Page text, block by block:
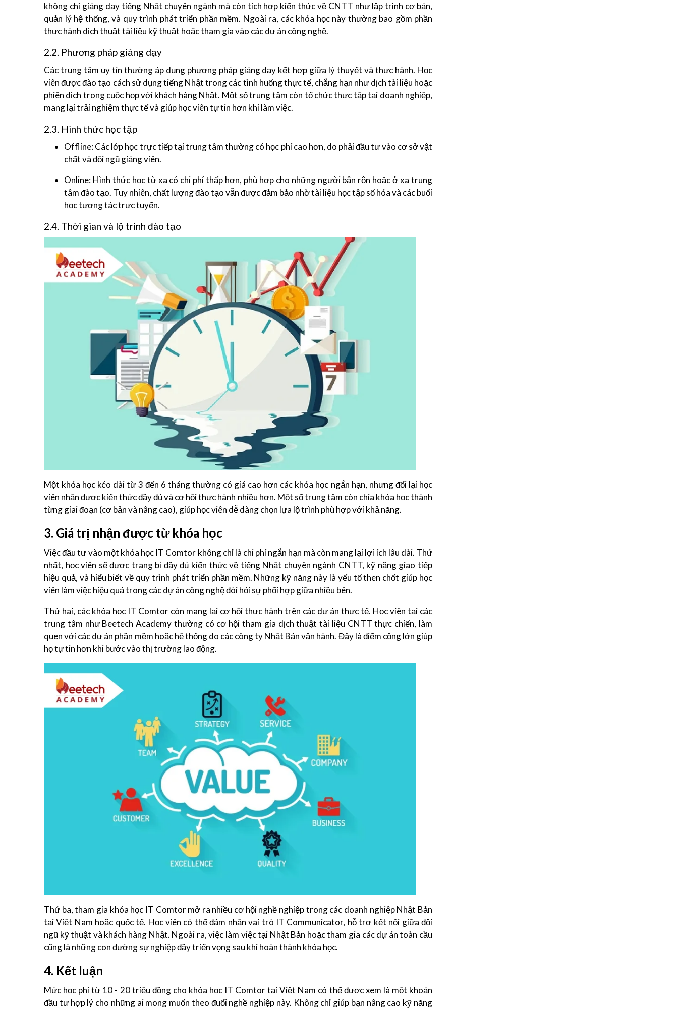
không chỉ giảng dạy tiếng Nhật chuyên ngành mà còn tích hợp kiến thức về CNTT như lập trình cơ bản,
quản lý hệ thống, và quy trình phát triển phần mềm. Ngoài ra, các khóa học này thường bao gồm phần
thực hành dịch thuật tài liệu kỹ thuật hoặc tham gia vào các dự án công nghệ.
2.2. Phương pháp giảng dạy
Các trung tâm uy tín thường áp dụng phương pháp giảng dạy kết hợp giữa lý thuyết và thực hành. Học
viên được đào tạo cách sử dụng tiếng Nhật trong các tình huống thực tế, chẳng hạn như dịch tài liệu hoặc
phiên dịch trong cuộc họp với khách hàng Nhật. Một số trung tâm còn tổ chức thực tập tại doanh nghiệp,
mang lại trải nghiệm thực tế và giúp học viên tự tin hơn khi làm việc.
2.3. Hình thức học tập
Offline: Các lớp học trực tiếp tại trung tâm thường có học phí cao hơn, do phải đầu tư vào cơ sở vật
chất và đội ngũ giảng viên.
Online: Hình thức học từ xa có chi phí thấp hơn, phù hợp cho những người bận rộn hoặc ở xa trung
tâm đào tạo. Tuy nhiên, chất lượng đào tạo vẫn được đảm bảo nhờ tài liệu học tập số hóa và các buổi
học tương tác trực tuyến.
2.4. Thời gian và lộ trình đào tạo
Một khóa học kéo dài từ 3 đến 6 tháng thường có giá cao hơn các khóa học ngắn hạn, nhưng đổi lại học
viên nhận được kiến thức đầy đủ và cơ hội thực hành nhiều hơn. Một số trung tâm còn chia khóa học thành
từng giai đoạn (cơ bản và nâng cao), giúp học viên dễ dàng chọn lựa lộ trình phù hợp với khả năng.
3. Giá trị nhận được từ khóa học
Việc đầu tư vào một khóa học IT Comtor không chỉ là chi phí ngắn hạn mà còn mang lại lợi ích lâu dài. Thứ
nhất, học viên sẽ được trang bị đầy đủ kiến thức về tiếng Nhật chuyên ngành CNTT, kỹ năng giao tiếp
hiệu quả, và hiểu biết về quy trình phát triển phần mềm. Những kỹ năng này là yếu tố then chốt giúp học
viên làm việc hiệu quả trong các dự án công nghệ đòi hỏi sự phối hợp giữa nhiều bên.
Thứ hai, các khóa học IT Comtor còn mang lại cơ hội thực hành trên các dự án thực tế. Học viên tại các
trung tâm như Beetech Academy thường có cơ hội tham gia dịch thuật tài liệu CNTT thực chiến, làm
quen với các dự án phần mềm hoặc hệ thống do các công ty Nhật Bản vận hành. Đây là điểm cộng lớn giúp
họ tự tin hơn khi bước vào thị trường lao động.
Thứ ba, tham gia khóa học IT Comtor mở ra nhiều cơ hội nghề nghiệp trong các doanh nghiệp Nhật Bản
tại Việt Nam hoặc quốc tế. Học viên có thể đảm nhận vai trò IT Communicator, hỗ trợ kết nối giữa đội
ngũ kỹ thuật và khách hàng Nhật. Ngoài ra, việc làm việc tại Nhật Bản hoặc tham gia các dự án toàn cầu
cũng là những con đường sự nghiệp đầy triển vọng sau khi hoàn thành khóa học​.
4. Kết luận
Mức học phí từ 10 - 20 triệu đồng cho khóa học IT Comtor tại Việt Nam có thể được xem là một khoản
đầu tư hợp lý cho những ai mong muốn theo đuổi nghề nghiệp này. Không chỉ giúp bạn nâng cao kỹ năng